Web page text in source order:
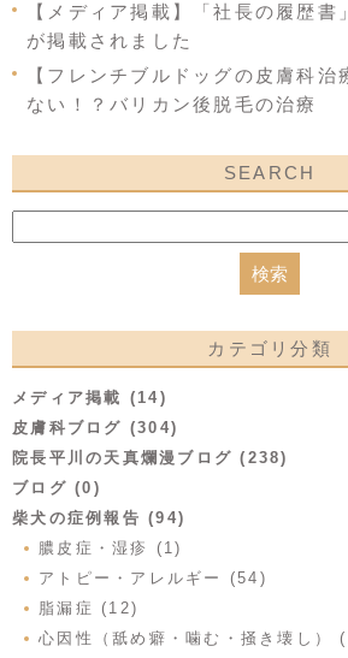
【メディア掲載】「社長の履歴書
が掲載されました
【フレンチブルドッグの皮膚科治
ない！？バリカン後脱毛の治療
SEARCH
カテゴリ分類
メディア掲載 (14)
皮膚科ブログ (304)
院長平川の天真爛漫ブログ (238)
ブログ (0)
柴犬の症例報告 (94)
膿皮症・湿疹 (1)
アトピー・アレルギー (54)
脂漏症 (12)
心因性（舐め癖・噛む・掻き壊し）